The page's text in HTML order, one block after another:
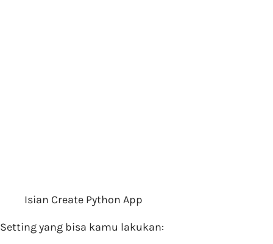
Isian Create Python App
Setting yang bisa kamu lakukan: